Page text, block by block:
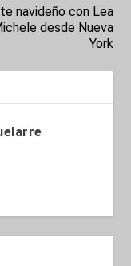
navideño con Lea
desde Nueva
York